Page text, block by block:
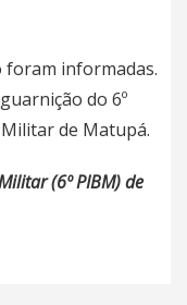
foram informadas.
do 6º
de Matupá.
(6º PIBM) de